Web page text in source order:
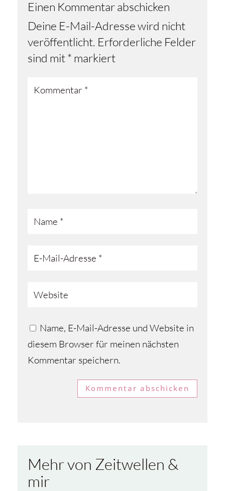
Einen Kommentar abschicken
Deine E-Mail-Adresse wird nicht
veröffentlicht. Erforderliche Felder
sind mit* markiert
Name, E-Mail-Adresse und Website in
diesem Browser für meinen nächsten
Kommentar speichern.
Kommentar abschicken
Mehr von Zeitwellen &
mir